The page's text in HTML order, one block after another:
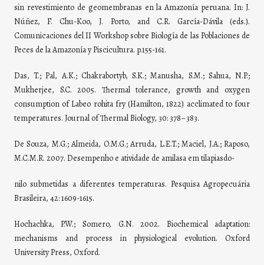
sin revestimiento de geomembranas en la Amazonía peruana. In: J.
Núñez, F. Chu-Koo, J. Porto, and C.R. García-Dávila (eds.).
Comunicaciones del II Workshop sobre Biología de las Poblaciones de
Peces de la Amazonía y Piscicultura. p.155-161.
Das, T.; Pal, A.K.; Chakrabortyb, S.K.; Manusha, S.M.; Sahua, N.P.;
Mukherjee, S.C. 2005. Thermal tolerance, growth and oxygen
consumption of Labeo rohita fry (Hamilton, 1822) acclimated to four
temperatures. Journal of Thermal Biology, 30: 378–383.
De Souza, M.G.; Almeida, O.M.G.; Arruda, L.E.T.; Maciel, J.A.; Raposo,
M.C.M.R. 2007. Desempenho e atividade de amilasa em tilapiasdo-
nilo submetidas a diferentes temperaturas. Pesquisa Agropecuária
Brasileira, 42: 1609-1615.
Hochachka, P.W.; Somero, G.N. 2002. Biochemical adaptation:
mechanisms and process in physiological evolution. Oxford
University Press, Oxford.